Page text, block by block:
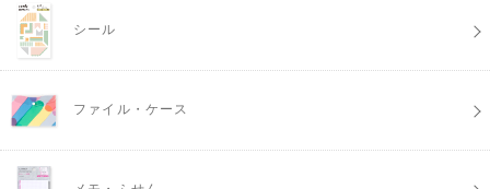
シール
ファイル・ケース